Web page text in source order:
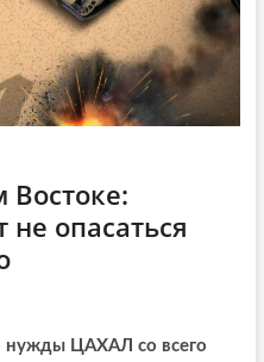
не опасаться
нужды ЦАХАЛ со всего